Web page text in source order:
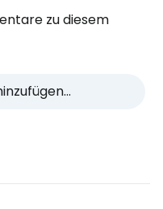
zu diesem